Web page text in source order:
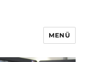
MENÜ